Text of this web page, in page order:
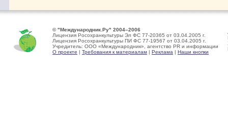
© "Международник.Ру" 2004–2006
Лицензия Росохранкультуры Эл ФС 77-20365 от 03.04.2005 г.
Лицензия Росохранкультуры ПИ ФС 77-19567 от 03.04.2005 г.
Учредитель: ООО «Международник», агентство PR и информации
О проекте | Требования к материалам | Реклама | Наши кнопки